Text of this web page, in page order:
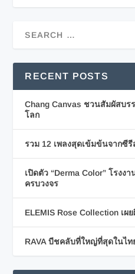
RECENT POSTS
Chang Canvas ชวนสัมผัสบร
โลก
รวม 12 เพลงสุดเข้มข้นจากซี
เปิดตัว “Derma Color” โรงง
ครบวงจร
ELEMIS Rose Collection เผ
RAVA บีชคลับที่ใหญ่ที่สุดในไท